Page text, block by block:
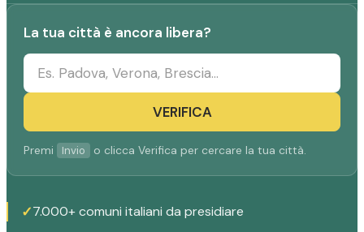
La tua città è ancora libera?
VERIFICA
Premi Invio o clicca Verifica per cercare la tua città.
✓7.000+ comuni italiani da presidiare